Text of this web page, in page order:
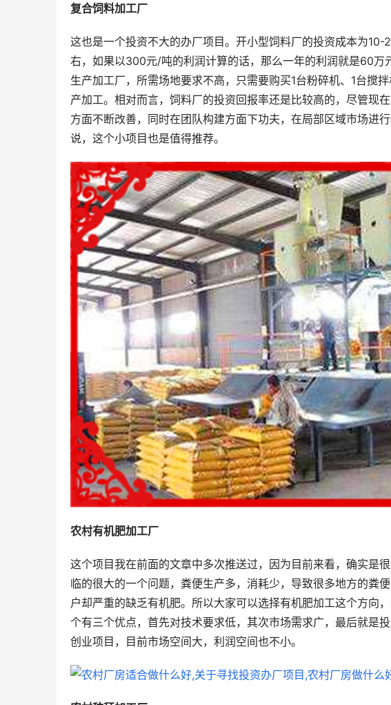
复合饲料加工厂
这也是一个投资不大的办厂项目。开小型饲料厂的投资成本为
右，如果以300元/吨的利润计算的话，那么一年的利润就是60万
生产加工厂，所需场地要求不高，只需要购买1台粉碎机、1台搅
产加工。相对而言，饲料厂的投资回报率还是比较高的，尽管现
方面不断改善，同时在团队构建方面下功夫，在局部区域市场进
说，这个小项目也是值得推荐。
农村有机肥加工厂
这个项目我在前面的文章中多次推送过，因为目前来看，确实是
临的很大的一个问题，粪便生产多，消耗少，导致很多地方的粪
户却严重的缺乏有机肥。所以大家可以选择有机肥加工这个方向
个有三个优点，首先对技术要求低，其次市场需求广，最后就是
创业项目，目前市场空间大，利润空间也不小。